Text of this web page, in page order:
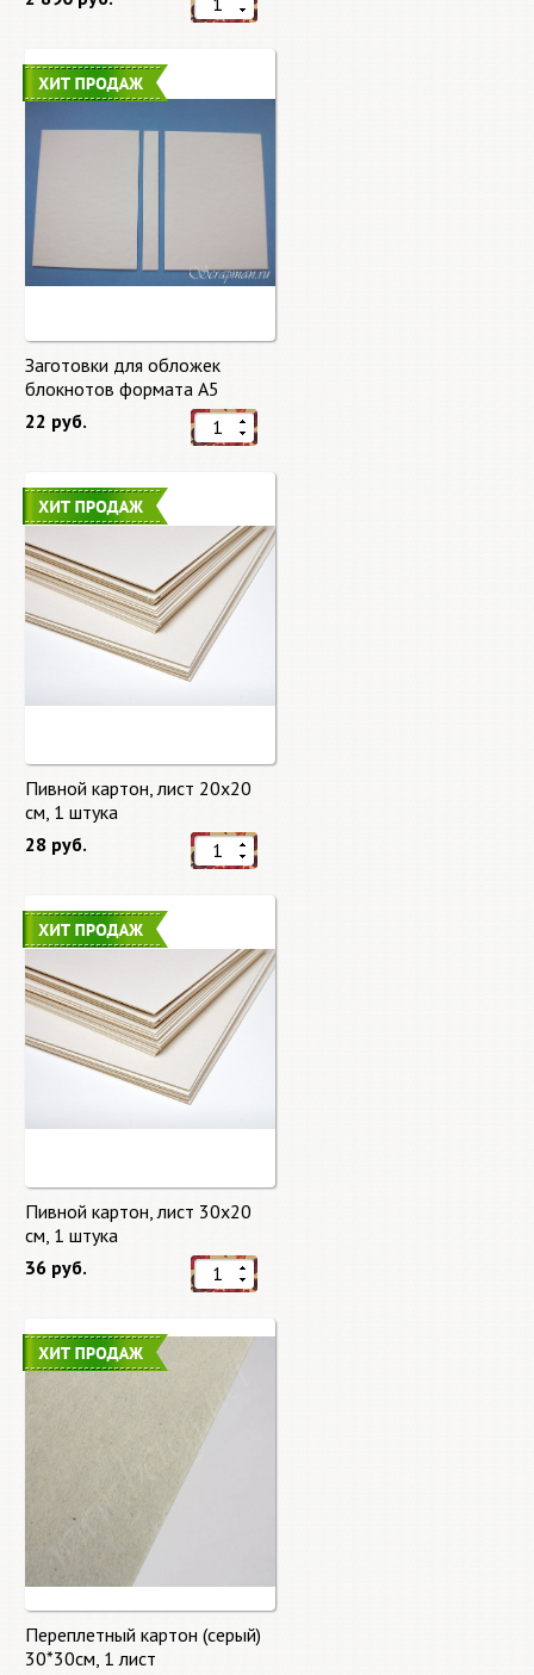
Заготовки для обложек
блокнотов формата А5
22 руб.
Пивной картон, лист 20х20
cм, 1 штука
28 руб.
Пивной картон, лист 30х20
cм, 1 штука
36 руб.
Переплетный картон (серый)
30*30см, 1 лист